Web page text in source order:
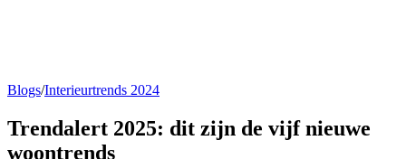
Blogs/Interieurtrends 2024
Trendalert 2025: dit zijn de vijf nieuwe
woontrends